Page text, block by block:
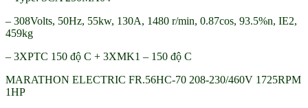
– 308Volts, 50Hz, 55kw, 130A, 1480 r/min, 0.87cos, 93.5%n, IE2,
459kg
– 3XPTC 150 độ C + 3XMK1 – 150 độ C
MARATHON ELECTRIC FR.56HC-70 208-230/460V 1725RPM
1HP